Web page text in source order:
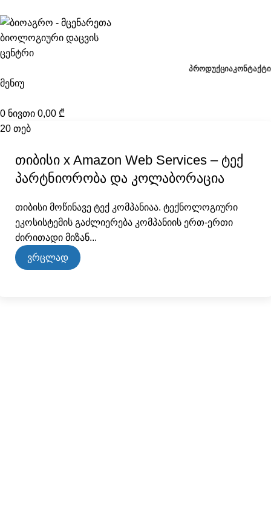
ᲞᲠᲝᲓᲣᲥᲪᲘᲐᲙᲝᲜᲢᲐᲥᲢᲘ
მენიუ
0 ნივთი 0,00 ₾
20 თებ
თიბისი x Amazon Web Services – ტექ
პარტნიორობა და კოლაბორაცია
თიბისი მოწინავე ტექ კომპანიაა. ტექნოლოგიური
ეკოსისტემის გაძლიერება კომპანიის ერთ-ერთი
ძირითადი მიზან...
ვრცლად